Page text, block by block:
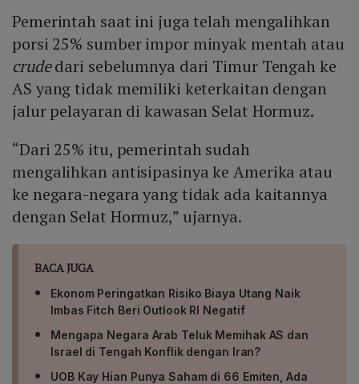
dipantau untuk mengantisipasi potensi gangguan
pasokan di masa mendatang.
Pemerintah saat ini juga telah mengalihkan
porsi 25% sumber impor minyak mentah atau
crudedari sebelumnya dari Timur Tengah ke
AS yang tidak memiliki keterkaitan dengan
jalur pelayaran di kawasan Selat Hormuz.
“Dari 25% itu, pemerintah sudah
mengalihkan antisipasinya ke Amerika atau
ke negara-negara yang tidak ada kaitannya
dengan Selat Hormuz,” ujarnya.
BACA JUGA
Ekonom Peringatkan Risiko Biaya Utang Naik
Imbas Fitch Beri Outlook RI Negatif
Mengapa Negara Arab Teluk Memihak AS dan
Israel di Tengah Konflik dengan Iran?
UOB Kay Hian Punya Saham di 66 Emiten, Ada